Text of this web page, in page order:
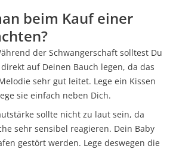
beim Kauf einer
der Schwangerschaft solltest Du
auf Deinen Bauch legen, da das
sehr gut leitet. Lege ein Kissen
sie einfach neben Dich.
sollte nicht zu laut sein, da
sehr sensibel reagieren. Dein Baby
gestört werden. Lege deswegen die